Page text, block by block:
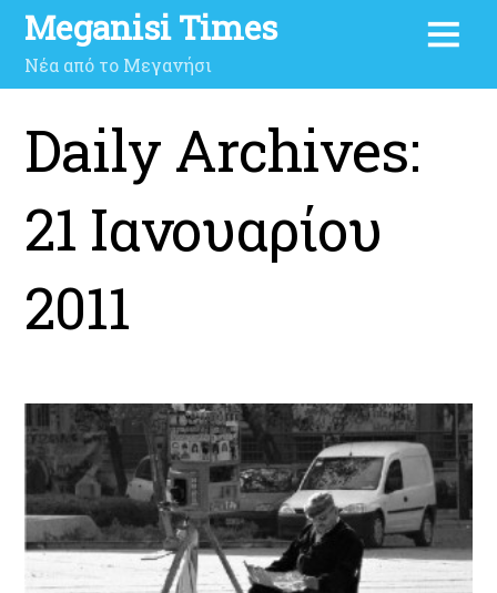
Meganisi Times
Νέα από το Μεγανήσι
Daily Archives:
21 Ιανουαρίου
2011